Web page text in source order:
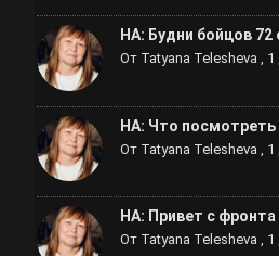
НА: Будни бойцов 72
От Tatyana Telesheva 1
НА: Что
От Tatyana Telesheva 1
НА: Привет с фронта
От Tatyana Telesheva , 1